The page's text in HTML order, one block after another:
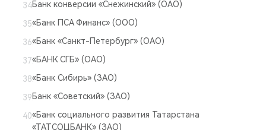
Банк конверсии «Снежинский» (ОАО)
«Банк ПСА Финанс» (ООО)
«Банк «Санкт-Петербург» (ОАО)
«БАНК СГБ» (ОАО)
«Банк Сибирь» (ЗАО)
Банк «Советский» (ЗАО)
«Банк социального развития Татарстана
«ТАТСОЦБАНК» (ЗАО)